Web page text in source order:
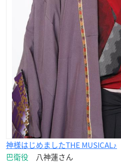
神様はじめましたTHE MUSICAL♪
巴衛役 八神蓮さん